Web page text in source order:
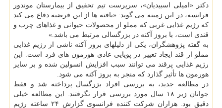
دکتر «امیلی اسبیدیان»، سرپرست تیم تحقیق از بیمارستان موندور
فرانسه، در این زمینه می گوید: «یافته ها از این فرضیه دفاع می کند
که رژیم غذایی غربی که مملو از محصولات حیوانی و غذاهای چرب و
قندی است، با بروز آکنه در بزرگسالی مرتبط می باشد.»
به گفته پژوهشگران، یکی از دلیلهای بروز آکنه ناشی از رژیم غذایی
مملو از قند ایجاد تغییر در پویایی عادی هورمون های فرد است. این
رژیم غذایی پرقند می توانند سبب افزایش انسولین شده و بر سایر
هورمون ها تأثیر گذارد که منجر به بروز آکنه می شود.
در مطالعه جدید، به بررسی افراد بزرگسال پرداخته شد و فقط
جوانان زیر ۱۸ سال مورد بررسی قرار نگرفتند. این مطالعه خیلی
دقیق بود. هزاران شرکت کننده فرانسوی گزارش ۲۴ ساعته رژیم